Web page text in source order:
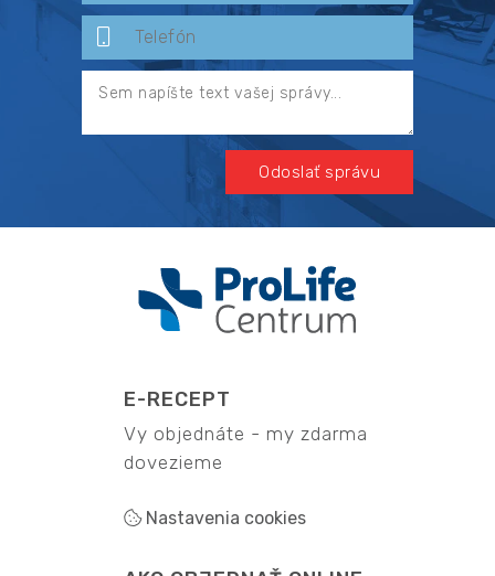
Odoslať správu
E-RECEPT
Vy objednáte - my zdarma
dovezieme
Nastavenia cookies